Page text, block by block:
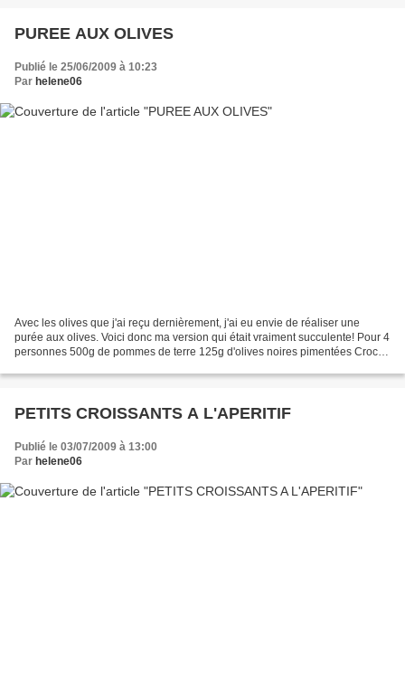
PUREE AUX OLIVES
Publié le 25/06/2009 à 10:23
Par helene06
Avec les olives que j'ai reçu dernièrement, j'ai eu envie de réaliser une
purée aux olives. Voici donc ma version qui était vraiment succulente! Pour 4
personnes 500g de pommes de terre 125g d'olives noires pimentées Croc
PETITS CROISSANTS A L'APERITIF
Publié le 03/07/2009 à 13:00
Par helene06